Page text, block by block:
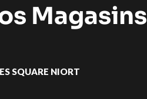
Magasins
SQUARE NIORT